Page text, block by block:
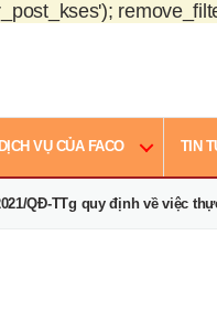
DỊCH VỤ CỦA FACO TIN
QĐ-TTg quy định về việc